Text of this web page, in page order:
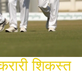
शिकस्त